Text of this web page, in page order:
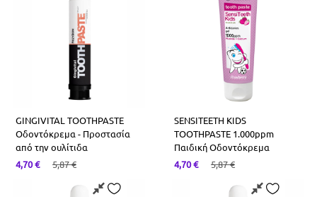
GINGIVITAL TOOTHPASTE
Οδοντόκρεμα - Προστασία
από την ουλίτιδα
4,70€ 5,87€
SENSITEETH KIDS
TOOTHPASTE 1.000ppm
Παιδική Οδοντόκρεμα
4,70€ 5,87€
Συμπληρώματα Διατροφής Για Μαλλιά
Φολικό Οξύ-Β9
Saw Palmeto
Κράνμπερι
Σερραπεπτάση
Φυτικές Ίνες